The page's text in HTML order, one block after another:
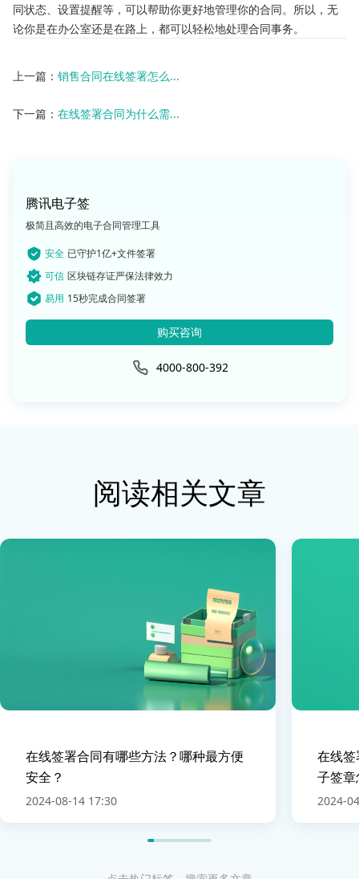
同状态、设置提醒等，可以帮助你更好地管理你的合同。所以，无
论你是在办公室还是在路上，都可以轻松地处理合同事务。
上一篇： 销售合同在线签署怎么...
下一篇： 在线签署合同为什么需...
腾讯电子签
极简且高效的电子合同管理工具
安全 已守护1亿+文件签署
可信 区块链存证严保法律效力
易用 15秒完成合同签署
购买咨询
4000-800-392
阅读相关文章
在线签署合同有哪些方法？哪种最方便
安全？
2024-08-14 17:30
在线
子签
2024-